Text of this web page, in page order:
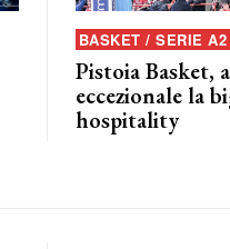
BASKET / SERIE A2
Pistoia Basket,
eccezionale la
hospitality